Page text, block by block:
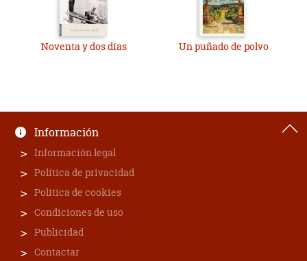
Noventa y dos días Un puñado de polvo
Información
Información legal
Política de privacidad
Política de cookies
Condiciones de uso
Publicidad
Contactar